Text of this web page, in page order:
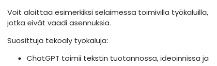
Voit aloittaa esimerkiksi selaimessa toimivilla työkaluilla,
jotka eivät vaadi asennuksia.
Suosittuja tekoäly työkaluja:
ChatGPT toimii tekstin tuotannossa, ideoinnissa ja